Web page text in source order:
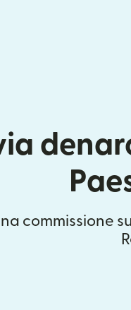
commissione